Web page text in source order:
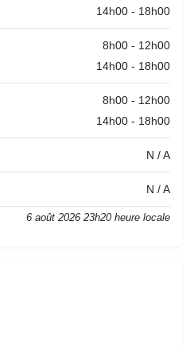
14h00 - 18h00
8h00 - 12h00
14h00 - 18h00
8h00 - 12h00
14h00 - 18h00
N / A
N / A
6 août 2026 23h20 heure locale